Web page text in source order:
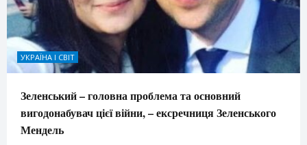
УКРАЇНА І СВІТ
Зеленський – головна проблема та основний
вигодонабувач цієї війни, – ексречниця Зеленського
Мендель